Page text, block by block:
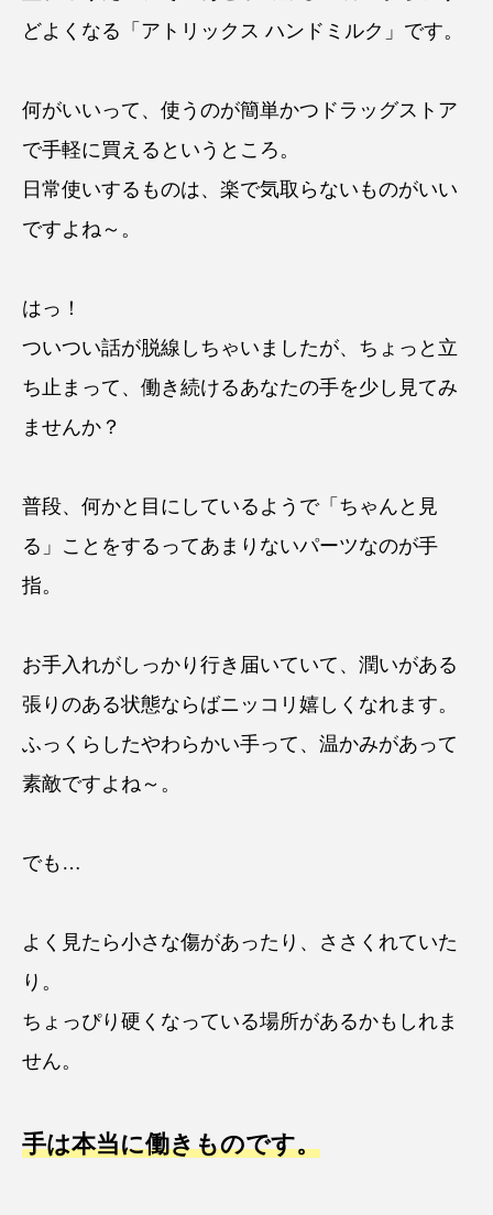
どよくなる「 アトリックス ハンドミルク 」です。
何がいいって、使うのが簡単かつドラッグストア
で手軽に買えるというところ。
日常使いするものは、楽で気取らないものがいい
ですよね～。
はっ！
ついつい話が脱線しちゃいましたが、ちょっと立
ち止まって、働き続けるあなたの手を少し見てみ
ませんか？
普段、何かと目にしているようで「ちゃんと見
る」ことをするってあまりないパーツなのが手
指。
お手入れがしっかり行き届いていて、潤いがある
張りのある状態ならばニッコリ嬉しくなれます。
ふっくらしたやわらかい手って、温かみがあって
素敵ですよね～。
でも…
よく見たら小さな傷があったり、ささくれていた
り。
ちょっぴり硬くなっている場所があるかもしれま
せん。
手は本当に働きものです。